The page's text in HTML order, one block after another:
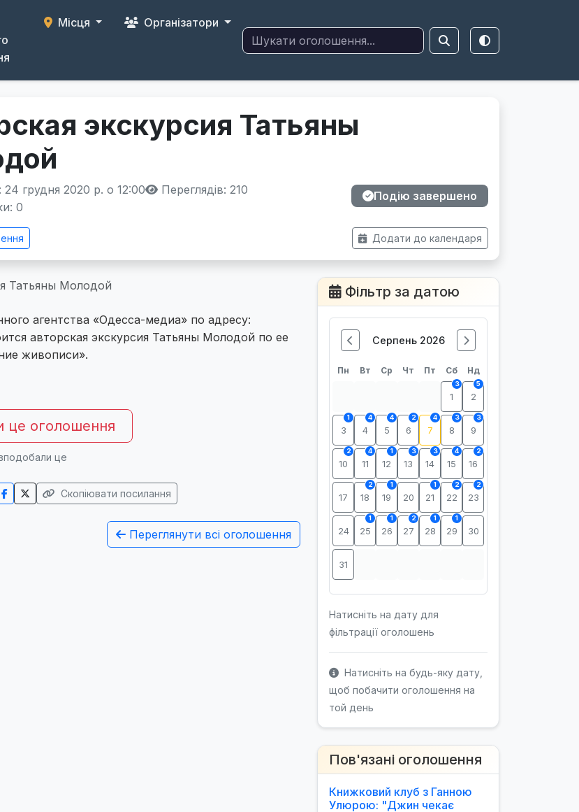
Місця Організатори
экскурсия Татьяны
24 грудня 2020 р. о 12:00
Переглядів: 210
0
Подію завершено
Додати до календаря
Татьяны Молодой
агентства «Одесса-медиа» по адресу:
авторская экскурсия Татьяны Молодой по ее
живописи».
це оголошення
це
Скопіювати посилання
Переглянути всі оголошення
Фільтр за датою
Серпень 2026
Пн Вт Ср Чт Пт Сб Нд
1
3
2
5
3
1
4
4
5
4
6
2
7
4
8
3
9
3
10
2
11
4
12
1
13
3
14
3
15
4
16
2
17 18
2
19
1
20 21
1
22
2
23
2
24 25
1
26
1
27
2
28
1
29
1
30
31
Натисніть на дату для
фільтрації оголошень
Натисніть на будь-яку дату,
щоб побачити оголошення на
той день
Пов'язані оголошення
Книжковий клуб з Ганною
Улюрою: "Джин чекає